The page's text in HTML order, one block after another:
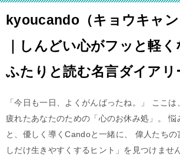
kyoucando（キョウキャン
｜しんどい心がフッと軽く
ふたりと読む名言ダイアリ
「今日も一日、よくがんばったね。」 ここ
疲れたあなたのための「心のお休み処」。 悩
と、優しく導くCandoと一緒に、 偉人たち
しだけ生きやすくするヒント」を見つけませ